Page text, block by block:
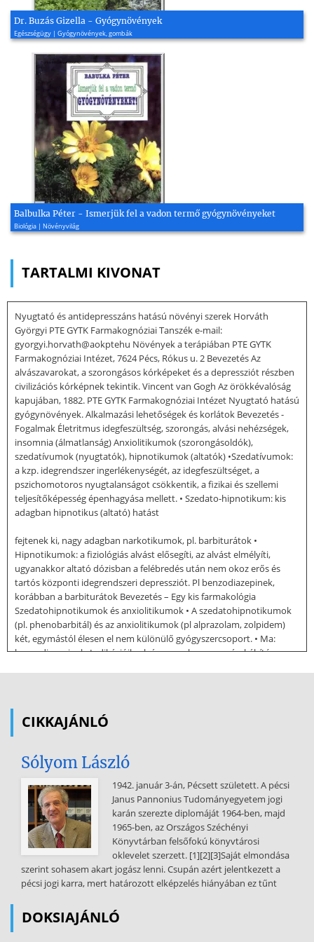
Dr. Buzás Gizella - Gyógynövények
Egészségügy | Gyógynövények, gombák
Balbulka Péter - Ismerjük fel a vadon termő gyógynövényeket
Biológia | Növényvilág
TARTALMI KIVONAT
Nyugtató és antidepresszáns hatású növényi szerek Horváth
Györgyi PTE GYTK Farmakognóziai Tanszék e-mail:
gyorgyi.horvath@aokptehu Növények a terápiában PTE GYTK
Farmakognóziai Intézet, 7624 Pécs, Rókus u. 2 Bevezetés Az
alvászavarokat, a szorongásos kórképeket és a depressziót részben
civilizációs kórképnek tekintik. Vincent van Gogh Az örökkévalóság
kapujában, 1882. PTE GYTK Farmakognóziai Intézet Nyugtató hatású
gyógynövények. Alkalmazási lehetőségek és korlátok Bevezetés -
Fogalmak Életritmus idegfeszültség, szorongás, alvási nehézségek,
insomnia (álmatlanság) Anxiolitikumok (szorongásoldók),
szedatívumok (nyugtatók), hipnotikumok (altatók) •Szedatívumok:
a kzp. idegrendszer ingerlékenységét, az idegfeszültséget, a
pszichomotoros nyugtalanságot csökkentik, a fizikai és szellemi
teljesítőképesség épenhagyása mellett. • Szedato-hipnotikum: kis
adagban hipnotikus (altató) hatást
fejtenek ki, nagy adagban narkotikumok, pl. barbiturátok •
Hipnotikumok: a fiziológiás alvást elősegíti, az alvást elmélyíti,
ugyanakkor altató dózisban a felébredés után nem okoz erős és
tartós központi idegrendszeri depressziót. Pl benzodiazepinek,
korábban a barbiturátok Bevezetés – Egy kis farmakológia
Szedatohipnotikumok és anxiolitikumok • A szedatohipnotikumok
(pl. phenobarbitál) és az anxiolitikumok (pl alprazolam, zolpidem)
két, egymástól élesen el nem különülő gyógyszercsoport. • Ma:
benzodiazepinek. Indikációik: alvászavarok, szorongás, kábítószer-
Mellékhatások: motoros inkoordináció, keringési hatások
légzésdepresszió (különösen a barbiturátok). Gyengeség, fejfájás,
szédülés gyakori. Alkohol és más KIR-re ható gyógyszer felerősíti. •
Anxiolitikumok: csak néhány hétig. Antidepresszánsokat hosszabb
távra. Bevezetés A gyógyszeres kezelés hátrányai: - Drága (betegek
és a betegbiztosító részéről) - Az altatók egy része által indukált alvás
nem fiziológiás, a beteg gyorsan elalszik, de nem ébred kipihenten -
Hozzászokás - Szedés után elvonási tünetek - Antidepresszánsok:
mellékhatások, kezelés hatástalansága Fitoterápiás szerek, mint
lehetőség – a szintetikus szerek alternatívái lehetnek PTE GYTK
Farmakognóziai Intézet Nyugtató hatású gyógynövények.
Kezeletlen v. nem megfelelően kezelt depresszió az öngyilkosság
CIKKAJÁNLÓ
Sólyom László
1942. január 3-án, Pécsett született. A pécsi
Janus Pannonius Tudományegyetem jogi
karán szerezte diplomáját 1964-ben, majd
1965-ben, az Országos Széchényi
Könyvtárban felsőfokú könyvtárosi
oklevelet szerzett. [1][2][3]Saját elmondása
szerint sohasem akart jogász lenni. Csupán azért jelentkezett a
pécsi jogi karra, mert határozott elképzelés hiányában ez tűnt
DOKSIAJÁNLÓ